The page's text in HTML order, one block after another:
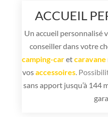
ACCUEIL
Un accueil personnalisé
conseiller dans votre
camping-caretcaravane
vosaccessoires.
sans apport jusqu’à 144